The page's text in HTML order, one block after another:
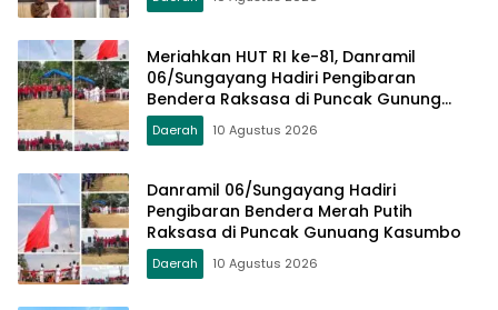
Meriahkan HUT RI ke-81, Danramil
06/Sungayang Hadiri Pengibaran
Bendera Raksasa di Puncak Gunung
Kasumbo
Daerah 10 Agustus 2026
Danramil 06/Sungayang Hadiri
Pengibaran Bendera Merah Putih
Raksasa di Puncak Gunuang Kasumbo
Daerah 10 Agustus 2026